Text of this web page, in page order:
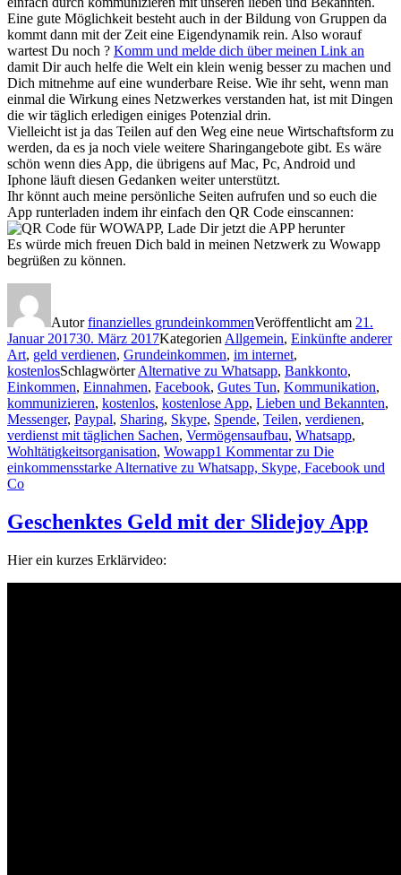
Eine gute Möglichkeit besteht auch in der Bildung von Gruppen da
kommt dann mit der Zeit eine Eigendynamik rein. Also worauf
wartest Du noch ? Komm und melde dich über meinen Link an
damit Dir auch helfe die Welt ein klein wenig besser zu machen und
Dich mitnehme auf eine wunderbare Reise. Wie ihr seht, wenn man
einmal die Wirkung eines Netzwerkes verstanden hat, ist mit Dingen
die wir täglich erledigen einiges Potenzial drin.
Vielleicht ist ja das Teilen auf den Weg eine neue Wirtschaftsform zu
werden, da es ja noch viele weitere Sharingangebote gibt. Es wäre
schön wenn dies App, die übrigens auf Mac, Pc, Android und
Iphone läuft diesen Gedanken weiter unterstützt.
Ihr könnt auch meine persönliche Seiten aufrufen und so euch die
App runterladen indem ihr einfach den QR Code einscannen:
Es würde mich freuen Dich bald in meinen Netzwerk zu Wowapp
begrüßen zu können.
Autorfinanzielles grundeinkommenVeröffentlicht am 21.
Januar 201730. März 2017Kategorien Allgemein, Einkünfte anderer
Art, geld verdienen, Grundeinkommen, im internet,
kostenlosSchlagwörterAlternative zu Whatsapp, Bankkonto,
Einkommen, Einnahmen, Facebook, Gutes Tun, Kommunikation,
kommunizieren, kostenlos, kostenlose App, Lieben und Bekannten,
Messenger, Paypal, Sharing, Skype, Spende, Teilen, verdienen,
verdienst mit täglichen Sachen, Vermögensaufbau, Whatsapp,
Wohltätigkeitsorganisation, Wowapp1 Kommentarzu Die
einkommensstarke Alternative zu Whatsapp, Skype, Facebook und
Co
Geschenktes Geld mit der Slidejoy App
Hier ein kurzes Erklärvideo: